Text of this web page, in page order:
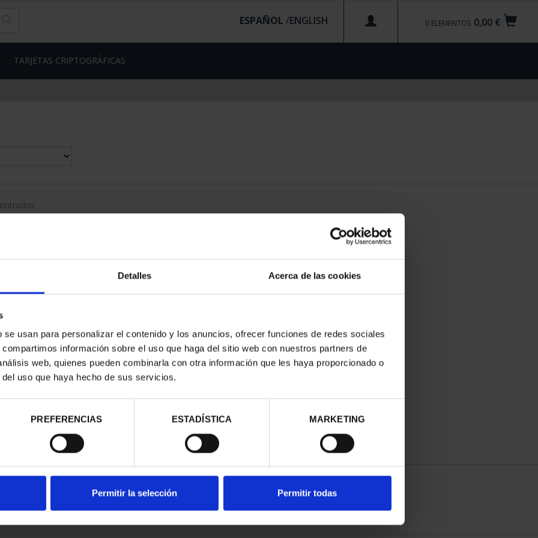
Detalles Acerca de las cookies
usan para personalizar el contenido y los anuncios, ofrecer funciones de redes sociales
información sobre el uso que haga del sitio web con nuestros partners de
web, quienes pueden combinarla con otra información que les haya proporcionado o
uso que haya hecho de sus servicios.
PREFERENCIAS ESTADÍSTICA MARKETING
Permitir la selección Permitir todas
0,00 €
0 ELEMENTOS
ESPAÑOL /
TARJETAS CRIPTOGRÁFICAS
PROVINCIA